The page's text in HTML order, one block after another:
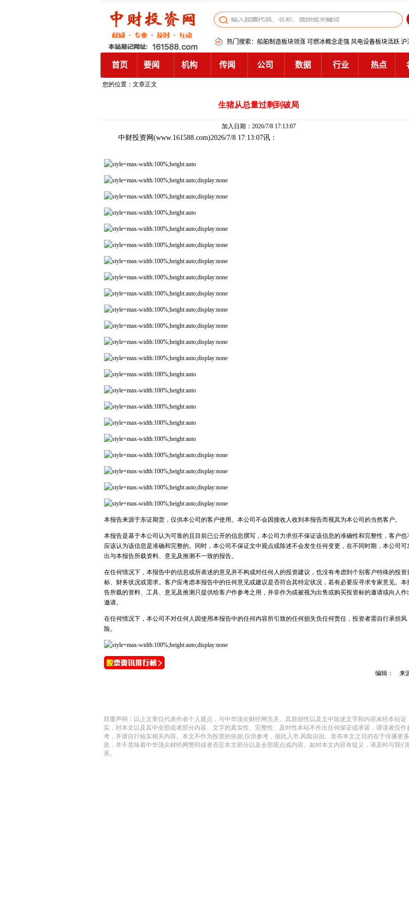
您的位置：文章正文
生猪从总量过剩到破局
加入日期：2026/7/8 17:13:07
中财投资网 (www.161588.com)2026/7/8 17:13:07讯：
本报告来源于东证期货，仅供本公司的客户使用。本公司不会因接收人收到本报告而视其为本公司的当然客户。
本报告是基于本公司认为可靠的且目前已公开的信息撰写，本公司力求但不保证该信息的准确性和完整性，客户也
应该认为该信息是准确和完整的。同时，本公司不保证文中观点或陈述不会发生任何变更，在不同时期，本公司可
出与本报告所载资料、意见及推测不一致的报告。
在任何情况下，本报告中的信息或所表述的意见并不构成对任何人的投资建议，也没有考虑到个别客户特殊的投资
标、财务状况或需求。客户应考虑本报告中的任何意见或建议是否符合其特定状况，若有必要应寻求专家意见。本
告所载的资料、工具、意见及推测只提供给客户作参考之用，并非作为或被视为出售或购买投资标的邀请或向人作
邀请。
在任何情况下，本公司不对任何人因使用本报告中的任何内容所引致的任何损失负任何责任，投资者需自行承担风
险。
编辑： 来